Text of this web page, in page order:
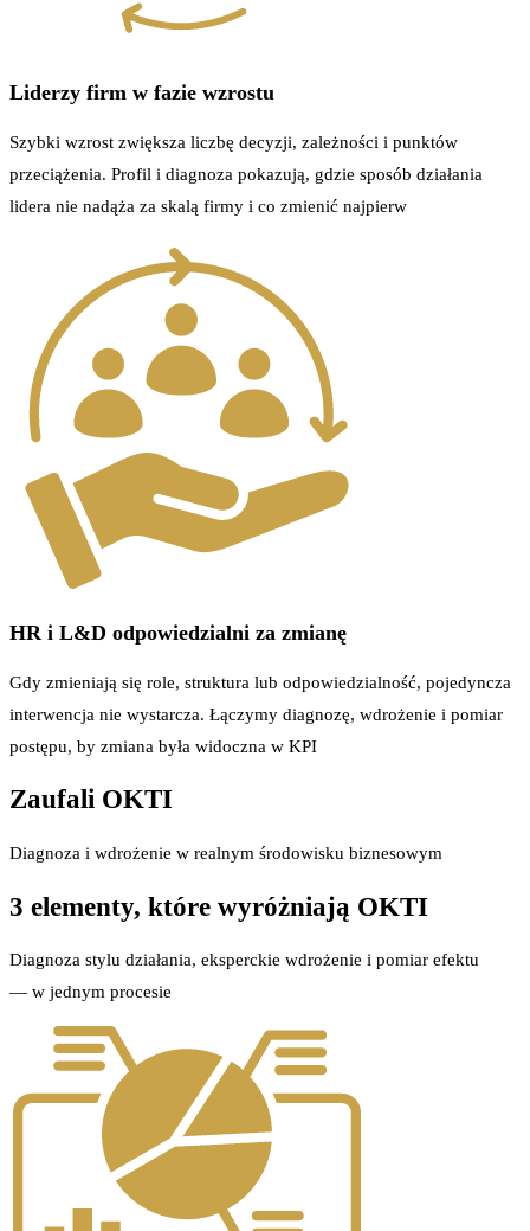
Liderzy firm w fazie wzrostu
Szybki wzrost zwiększa liczbę decyzji, zależności i punktów
przeciążenia. Profil i diagnoza pokazują, gdzie sposób działania
lidera nie nadąża za skalą firmy i co zmienić najpierw
HR i L&D odpowiedzialni za zmianę
Gdy zmieniają się role, struktura lub odpowiedzialność, pojedyncza
interwencja nie wystarcza. Łączymy diagnozę, wdrożenie i pomiar
postępu, by zmiana była widoczna w KPI
Zaufali OKTI
Diagnoza i wdrożenie w realnym środowisku biznesowym
3 elementy, które wyróżniają OKTI
Diagnoza stylu działania, eksperckie wdrożenie i pomiar efektu
— w jednym procesie